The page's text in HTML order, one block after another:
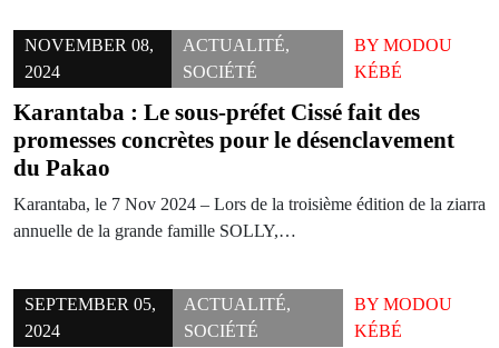
NOVEMBER 08,
2024
ACTUALITÉ,
SOCIÉTÉ
BY MODOU
KÉBÉ
Karantaba : Le sous-préfet Cissé fait des
promesses concrètes pour le désenclavement
du Pakao
Karantaba, le 7 Nov 2024 – Lors de la troisième édition de la ziarra
annuelle de la grande famille SOLLY,…
SEPTEMBER 05,
2024
ACTUALITÉ,
SOCIÉTÉ
BYMODOU
KÉBÉ